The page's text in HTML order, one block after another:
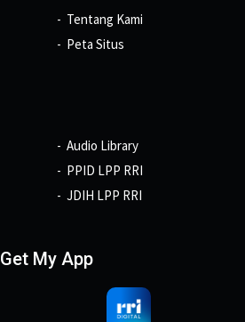
Tentang Kami
Peta Situs
Audio Library
PPID LPP RRI
JDIH LPP RRI
Get My App